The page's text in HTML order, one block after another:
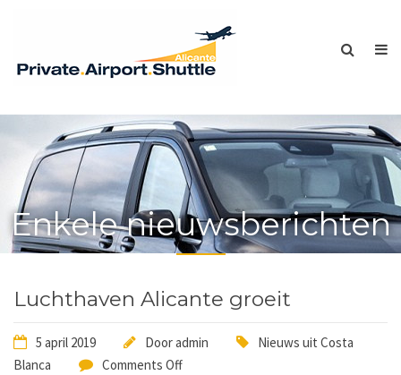
Enkele nieuwsberichten
Luchthaven Alicante groeit
5 april 2019 Dooradmin
Nieuws uit Costa
Blanca
Comments Off